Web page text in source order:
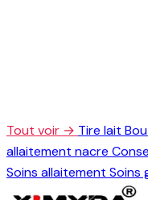
Tout voir → Tire lait
allaitement nacre
Soins allaitement Soins